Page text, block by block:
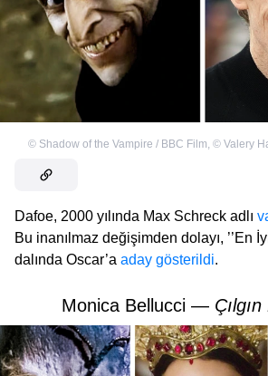
© Shadow of the Vampire / BBC Film, © Valery
Dafoe, 2000 yılında Max Schreck adlı
Bu inanılmaz değişimden dolayı, ’’En İyi
dalında Oscar’a aday gösterildi.
Monica Bellucci —